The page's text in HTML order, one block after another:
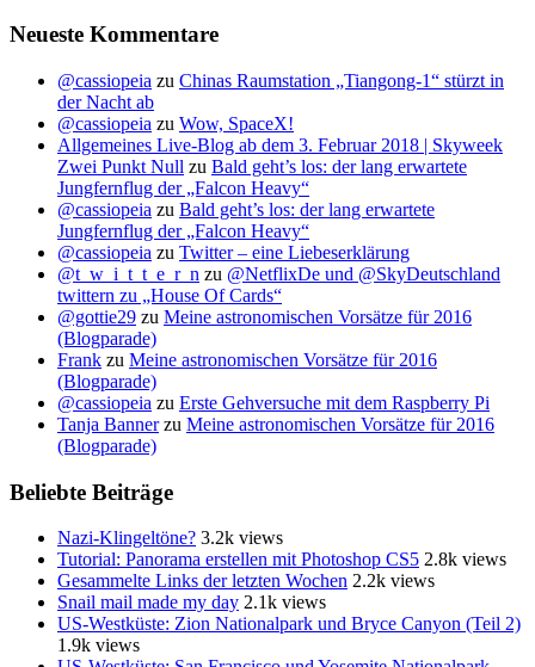
Neueste Kommentare
@cassiopeia zu Chinas Raumstation „Tiangong-1“ stürzt in
der Nacht ab
@cassiopeia zu Wow, SpaceX!
Allgemeines Live-Blog ab dem 3. Februar 2018 | Skyweek
Zwei Punkt Null zu Bald geht’s los: der lang erwartete
Jungfernflug der „Falcon Heavy“
@cassiopeia zu Bald geht’s los: der lang erwartete
Jungfernflug der „Falcon Heavy“
@cassiopeia zu Twitter – eine Liebeserklärung
@t_w_i_t_t_e_r_n zu @NetflixDe und @SkyDeutschland
twittern zu „House Of Cards“
@gottie29 zu Meine astronomischen Vorsätze für 2016
(Blogparade)
Frank zu Meine astronomischen Vorsätze für 2016
(Blogparade)
@cassiopeia zu Erste Gehversuche mit dem Raspberry Pi
Tanja Bannerzu Meine astronomischen Vorsätze für 2016
(Blogparade)
Beliebte Beiträge
Nazi-Klingeltöne? 3.2k views
Tutorial: Panorama erstellen mit Photoshop CS5 2.8k views
Gesammelte Links der letzten Wochen 2.2k views
Snail mail made my day 2.1k views
US-Westküste: Zion Nationalpark und Bryce Canyon (Teil 2)
1.9k views